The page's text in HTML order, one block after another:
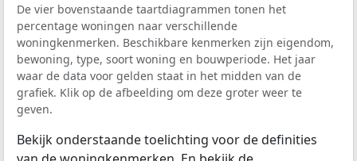
De vier bovenstaande taartdiagrammen tonen het
percentage woningen naar verschillende
woningkenmerken. Beschikbare kenmerken zijn eigendom,
bewoning, type, soort woning en bouwperiode. Het jaar
waar de data voor gelden staat in het midden van de
grafiek. Klik op de afbeelding om deze groter weer te
geven.
Bekijk onderstaande toelichting voor de definities